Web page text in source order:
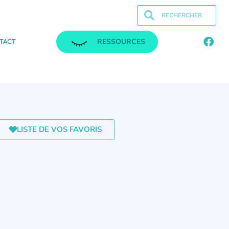
RESSOURCES
LISTE DE VOS FAVORIS